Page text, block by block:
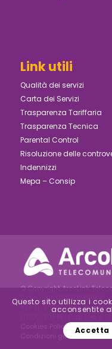
Link utili
Qualità dei servizi
Carta dei Servizi
Trasparenza Tariffaria
Trasparenza Tecnica
Parental Control
Risoluzione delle
Indennizzi
Mepa – Consip
© Copyright ArcoLink
S.r.l. - P.IVA 05030810484
REA FI-511747 | Reg.Imp.
Cookies Policy
Privacy
Condizioni generali di
Questo sito utilizza i
acconsentite
Accetta